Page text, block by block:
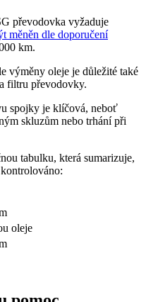
převodovka vyžaduje
měněn dle doporučení
km.
výměny oleje je důležité také
filtru převodovky.
spojky je klíčová, neboť
skluzům nebo trhání při
tabulku, která sumarizuje,
oleje